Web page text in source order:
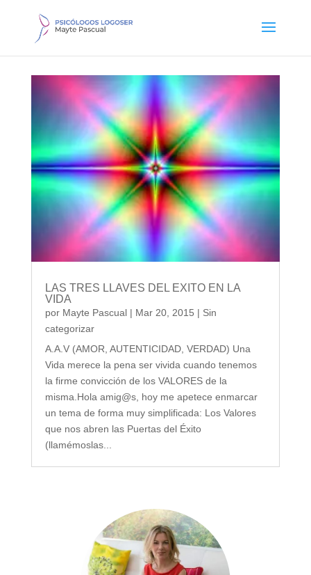
LAS TRES LLAVES DEL EXITO EN LA
VIDA
por Mayte Pascual| Mar 20, 2015 | Sin
categorizar
A.A.V (AMOR, AUTENTICIDAD, VERDAD) Una
Vida merece la pena ser vivida cuando tenemos
la firme convicción de los VALORES de la
misma.Hola amig@s, hoy me apetece enmarcar
un tema de forma muy simplificada: Los Valores
que nos abren las Puertas del Éxito
(llamémoslas...